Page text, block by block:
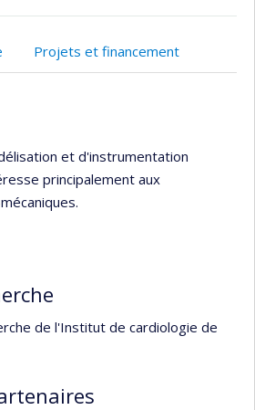
Projets et financement
et d'instrumentation
principalement aux
de l'Institut de cardiologie de